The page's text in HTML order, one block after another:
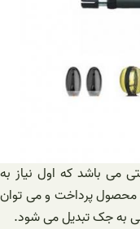
می باشد که اول نیاز به
محصول پرداخت و می توان
به جک تبدیل می شود.